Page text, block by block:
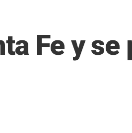
Fe y se